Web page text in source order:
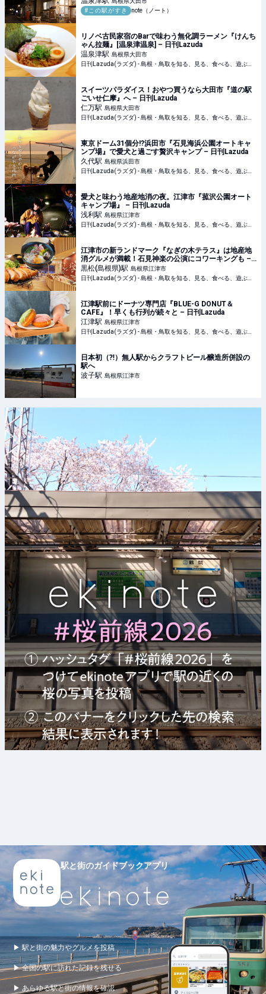
#この駅がすき
note（ノート）
リノベ古民家宿のBarで味わう無化調ラーメン『けんち
ゃん拉麺』[温泉津温泉] – 日刊Lazuda
温泉津駅 島根県大田市
スイーツパラダイス！おやつ買うなら大田市『道の駅
ごいせ仁摩』へ – 日刊Lazuda
仁万駅 島根県大田市
東京ドーム31個分!?浜田市『石見海浜公園オートキャ
ンプ場』で愛犬と過ごす贅沢キャンプ – 日刊Lazuda
久代駅 島根県浜田市
愛犬と味わう地産地消の夜。江津市『菰沢公園オート
キャンプ場』 – 日刊Lazuda
浅利駅 島根県江津市
江津市の新ランドマーク『なぎの木テラス』は地産地
消グルメが満載！石見神楽の公演にコワーキングも –
日刊Lazuda
黒松(島根県)駅 島根県江津市
江津駅前にドーナツ専門店『BLUE-G DONUT＆
CAFE』！早くも行列が続々と – 日刊Lazuda
江津駅 島根県江津市
日本初（⁈）無人駅からクラフトビール醸造所併設の
駅へ
波子駅 島根県江津市
駅と街のガイドブックアプリ
▶ 駅と街の魅力やグルメを投稿
▶ 全国の駅に訪れた記録を残せる
▶ あらゆる駅と街の情報を確認